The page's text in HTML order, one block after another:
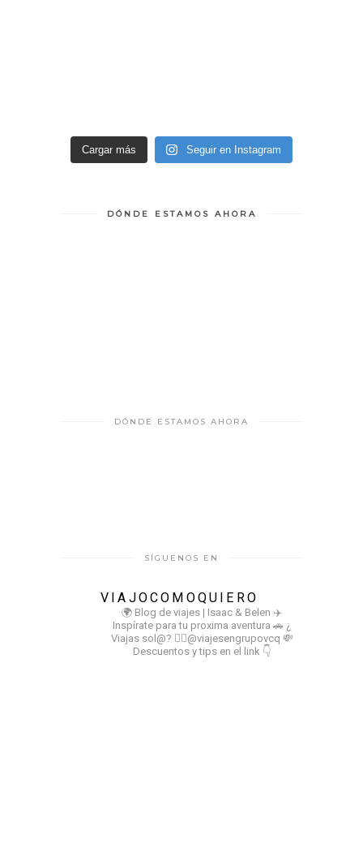
Cargar más Seguir en Instagram
DÓNDE ESTAMOS AHORA
DÓNDE ESTAMOS AHORA
SÍGUENOS EN
VIAJOCOMOQUIERO
🌍 Blog de viajes | Isaac & Belen ✈️
Inspírate para tu proxima aventura 🚗 ¿
Viajas sol@? 👉🏻@viajesengrupovcq 💸
Descuentos y tips en el link 👇